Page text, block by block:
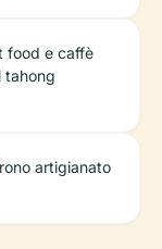
food e caffè
tahong
artigianato